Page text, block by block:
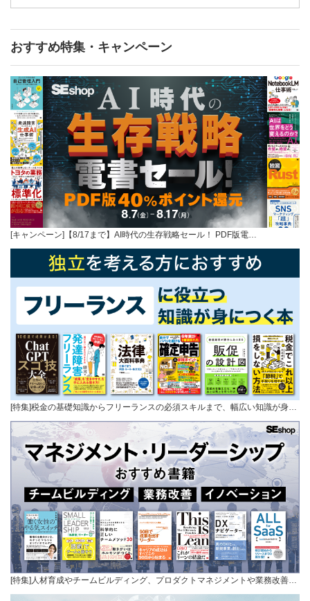
おすすめ特集・キャンペーン
[キャンペーン]【8/17まで】AI時代の生存戦略セール！ PDF版電…
[特集]税金の基礎知識からフリーランスの必須スキルまで、幅広い知識が身…
[特集]人材育成やチームビルディング、プロダクトマネジメントや業務改善…